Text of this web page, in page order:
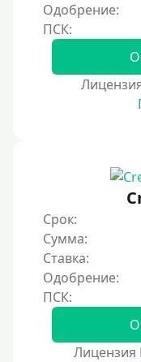
Одобрение:
Срок:
Сумма:
Ставка:
Одобрение:
Лицензия